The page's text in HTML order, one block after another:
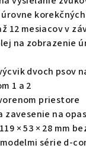
korekčných
12 mesiacov v
na zobrazenie
dvoch psov
1 a 2
priestore
zavesenie na
× 53 × 28 mm
série d-